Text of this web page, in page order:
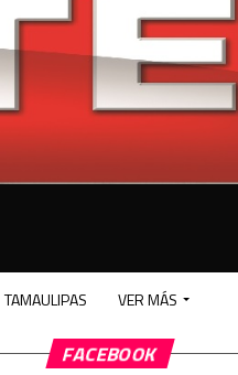
TAMAULIPAS VER MÁS
FACEBOOK